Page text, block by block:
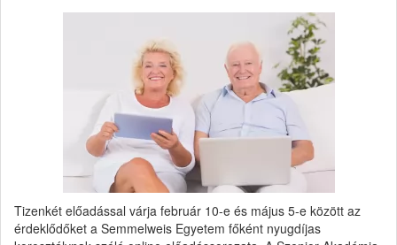
Tizenkét előadással várja február 10-e és május 5-e között az
érdeklődőket a Semmelweis Egyetem főként nyugdíjas